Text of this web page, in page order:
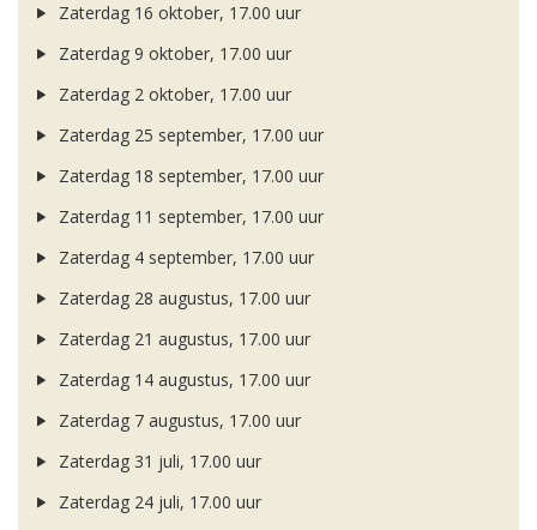
Zaterdag 16 oktober, 17.00 uur
Zaterdag 9 oktober, 17.00 uur
Zaterdag 2 oktober, 17.00 uur
Zaterdag 25 september, 17.00 uur
Zaterdag 18 september, 17.00 uur
Zaterdag 11 september, 17.00 uur
Zaterdag 4 september, 17.00 uur
Zaterdag 28 augustus, 17.00 uur
Zaterdag 21 augustus, 17.00 uur
Zaterdag 14 augustus, 17.00 uur
Zaterdag 7 augustus, 17.00 uur
Zaterdag 31 juli, 17.00 uur
Zaterdag 24 juli, 17.00 uur